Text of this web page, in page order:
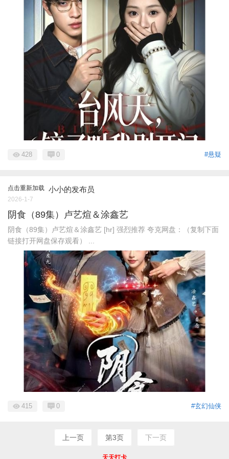
#悬疑
428 0
点击重新加载 小小的发布员
2026-1-7
阴食（89集）卢艺煊＆涂鑫艺
阴食（89集）卢艺煊＆涂鑫艺 [hr] 强烈推荐 夸克网盘：（复制下面
链接打开网盘保存观看） ...
#玄幻仙侠
415 0
上一页 第3页 下一页
天天打卡